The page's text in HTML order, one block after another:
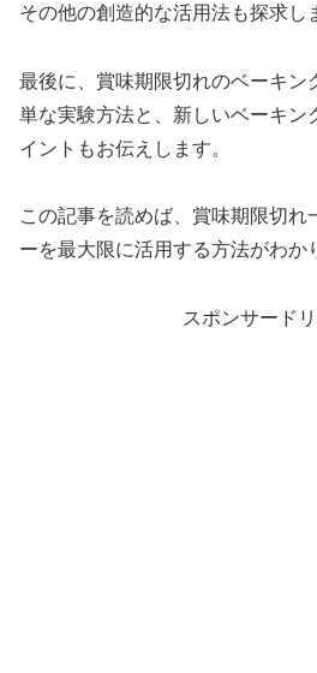
その他の創造的な活用法も探求し
最後に、賞味期限切れのベーキン
単な実験方法と、新しいベーキン
イントもお伝えします。
この記事を読めば、賞味期限切れ
ーを最大限に活用する方法がわか
スポンサード